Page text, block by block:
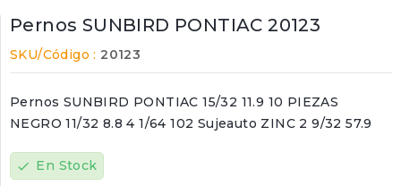
Pernos SUNBIRD PONTIAC 20123
SKU/Código : 20123
Pernos SUNBIRD PONTIAC 15/32 11.9 10 PIEZAS
NEGRO 11/32 8.8 4 1/64 102 Sujeauto ZINC 2 9/32 57.9
check En Stock